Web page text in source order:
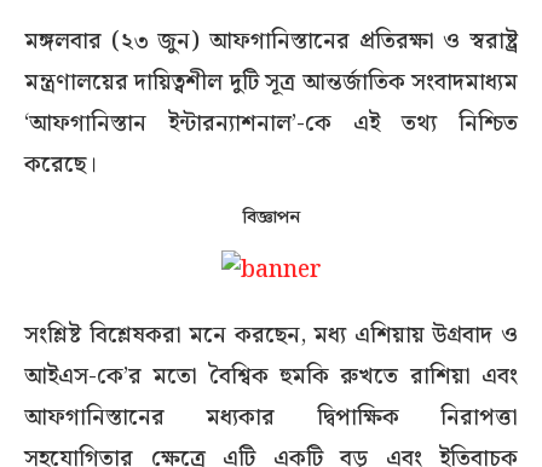
মঙ্গলবার (২৩ জুন) আফগানিস্তানের প্রতিরক্ষা ও স্বরাষ্ট্র
মন্ত্রণালয়ের দায়িত্বশীল দুটি সূত্র আন্তর্জাতিক সংবাদমাধ্যম
‘আফগানিস্তান ইন্টারন্যাশনাল’-কে এই তথ্য নিশ্চিত
করেছে।
বিজ্ঞাপন
সংশ্লিষ্ট বিশ্লেষকরা মনে করছেন, মধ্য এশিয়ায় উগ্রবাদ ও
আইএস-কে’র মতো বৈশ্বিক হুমকি রুখতে রাশিয়া এবং
আফগানিস্তানের মধ্যকার দ্বিপাক্ষিক নিরাপত্তা
সহযোগিতার ক্ষেত্রে এটি একটি বড় এবং ইতিবাচক